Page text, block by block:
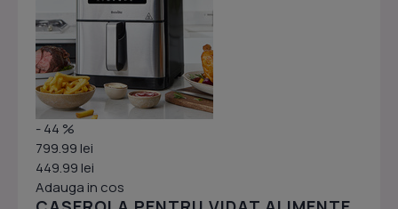
- 44 %
799.99 lei
449.99 lei
Adauga in cos